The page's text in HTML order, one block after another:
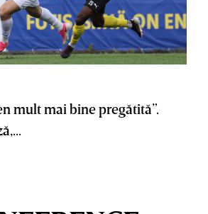
mult mai bine pregătită”.